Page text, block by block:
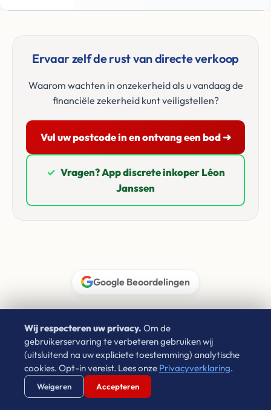
Ervaar zelf de rust van directe verkoop
Waarom wachten in onzekerheid als u vandaag de
financiële zekerheid kunt veiligstellen?
Vul uw postcode in en ontvang een bod ➜
✓ Vragen? App discrete inkoper Léon
Janssen
Google Beoordelingen
4.9 / 5.0 ★★★★★
Wij respecteren uw privacy. Om de
gebruikerservaring te verbeteren gebruiken wij
(uitsluitend na uw expliciete toestemming) analytische
cookies. Opt-in vereist. Lees onze Privacyverklaring.
Weigeren Accepteren
Verstuur WhatsApp